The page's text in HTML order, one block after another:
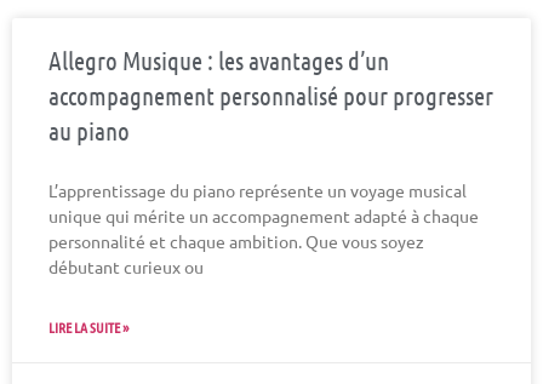
Allegro Musique : les avantages d’un
accompagnement personnalisé pour progresser
au piano
L’apprentissage du piano représente un voyage musical
unique qui mérite un accompagnement adapté à chaque
personnalité et chaque ambition. Que vous soyez
débutant curieux ou
LIRE LA SUITE »